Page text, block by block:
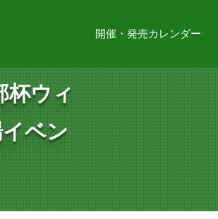
開催・発売カレンダー
杯ウィ
ベン